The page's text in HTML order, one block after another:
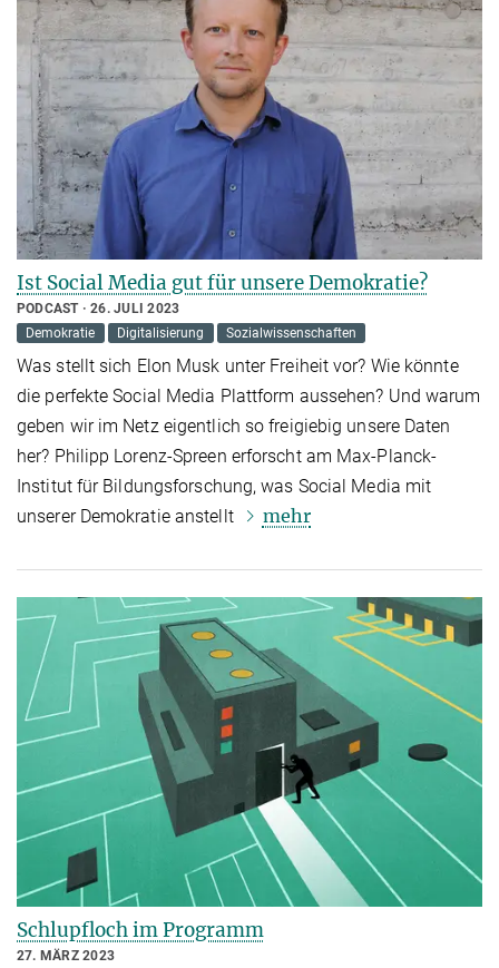
Ist Social Media gut für unsere Demokratie?
PODCAST
26. JULI 2023
Demokratie
Digitalisierung Sozialwissenschaften
Was stellt sich Elon Musk unter Freiheit vor? Wie könnte
die perfekte Social Media Plattform aussehen? Und warum
geben wir im Netz eigentlich so freigiebig unsere Daten
her? Philipp Lorenz-Spreen erforscht am Max-Planck-
Institut für Bildungsforschung, was Social Media mit
unserer Demokratie anstellt
mehr
Schlupfloch im Programm
27. MÄRZ 2023